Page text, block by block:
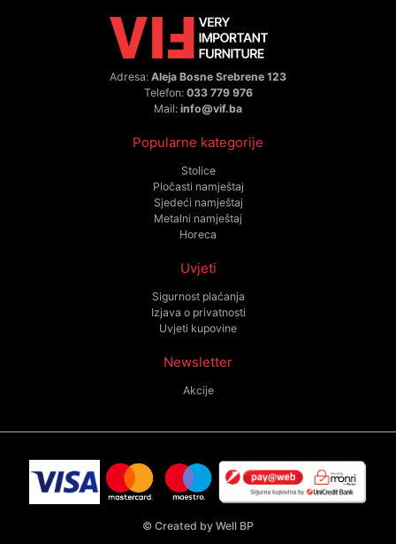
Adresa: Aleja Bosne Srebrene 123
Telefon: 033 779 976
Mail: info@vif.ba
Popularne kategorije
Stolice
Pločasti namještaj
Sjedeći namještaj
Metalni namještaj
Horeca
Uvjeti
Sigurnost plaćanja
Izjava o privatnosti
Uvjeti kupovine
Newsletter
Akcije
© Created by Well BP